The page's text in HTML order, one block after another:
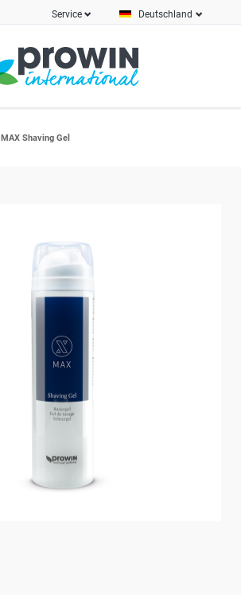
Deutschland
Service
MAX Shaving Gel